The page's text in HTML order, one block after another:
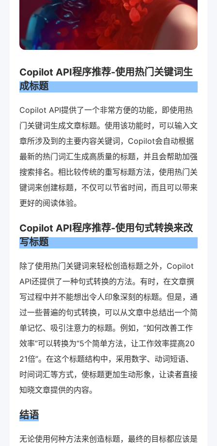
Copilot API程序推荐-使用热门关键词生
成标题
Copilot API提供了一个非常方便的功能，即使用热
门关键词生成文章标题。使用该功能时，可以输入文
章所涉及到的主要内容关键词，Copilot会自动根据
最新的热门词汇生成高质量的标题，并且会帮助加强
搜索排名。相比较传统的重写标题方法，使用热门关
键词来创建标题，不仅可以节省时间，而且可以带来
更好的阅读体验。
Copilot API程序推荐-使用句式转换来改
写标题
除了使用热门关键词来轻松创造标题之外，Copilot
API还提供了一种句式转换的方法。有时，在文章撰
写过程中并不能想出令人印象深刻的标题。但是，通
过一些普遍的句式转换，可以从文章中总结出一个简
单记忆、吸引注意力的标题。例如，“如何改善工作
效率”可以转换为“5个简单方法，让工作效率提高20
21倍”。在这个标题结构中，采用数字、动词短语、
时间词汇等方式，使标题更加生动形象，让读者直接
知晓文章提供的内容。
结语
无论使用何种方法来创造标题，最终的目标都应该是